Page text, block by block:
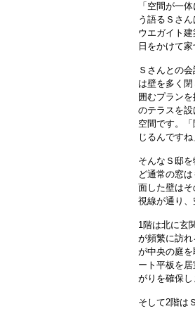
「空間が一
う語るＳさ
ウエガイト
日をかけて家
Ｓさんとの
は壁を多く
囲むプラン
のテラスを
空間です。
じるんですね
そんなＳ邸
ど通常の窓
面した壁は
視線が通り、
1階は北に玄
が頻繁に訪
が中央の庭
ート平板を
がりを確保し
そして2階は